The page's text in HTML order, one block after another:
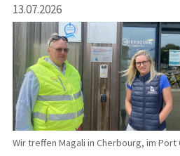
13.07.2026
Wir treffen Magali in Cherbourg, im